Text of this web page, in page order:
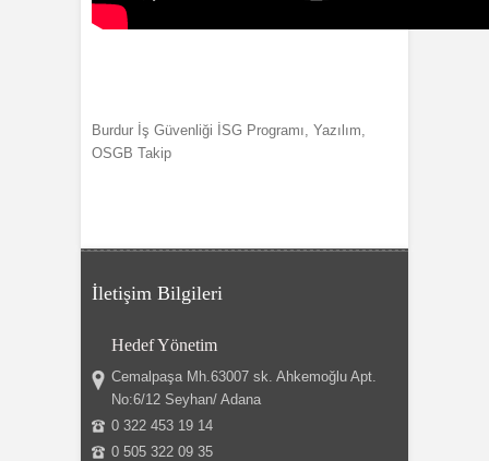
Burdur İş Güvenliği İSG Programı, Yazılım,
OSGB Takip
İletişim Bilgileri
Hedef Yönetim
Cemalpaşa Mh.63007 sk. Ahkemoğlu Apt.
No:6/12 Seyhan/ Adana
0 322 453 19 14
0 505 322 09 35